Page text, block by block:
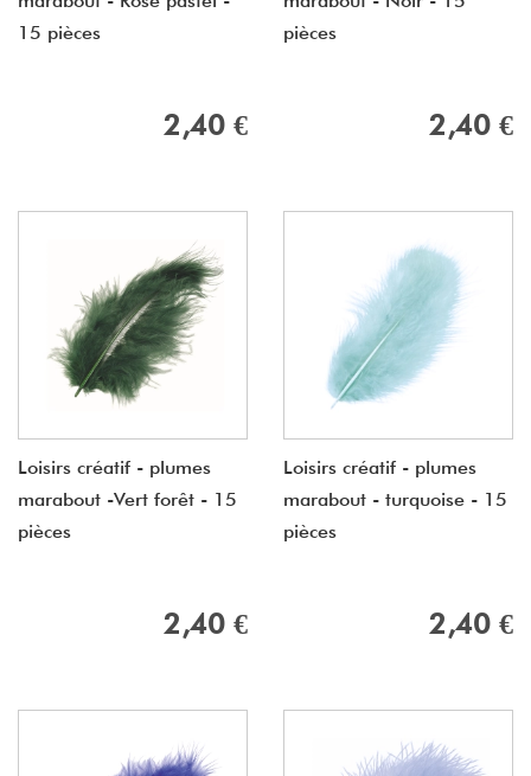
15 pièces
2,40 €
pièces
2,40 €
Loisirs créatif - plumes
marabout -Vert forêt - 15
pièces
2,40 €
Loisirs créatif - plumes
marabout - turquoise - 15
pièces
2,40 €